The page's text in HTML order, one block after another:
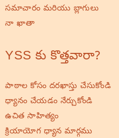
సమాచారం మరియు బ్లాగులు
నా ఖాతా
YSS కు కొత్తవారా?
పాఠాల కోసం దరఖాస్తు చేసుకోండి
ధ్యానం చేయడం నేర్చుకోండి
ఉచిత సాహిత్యం
క్రియాయోగ ధ్యాన మార్గము